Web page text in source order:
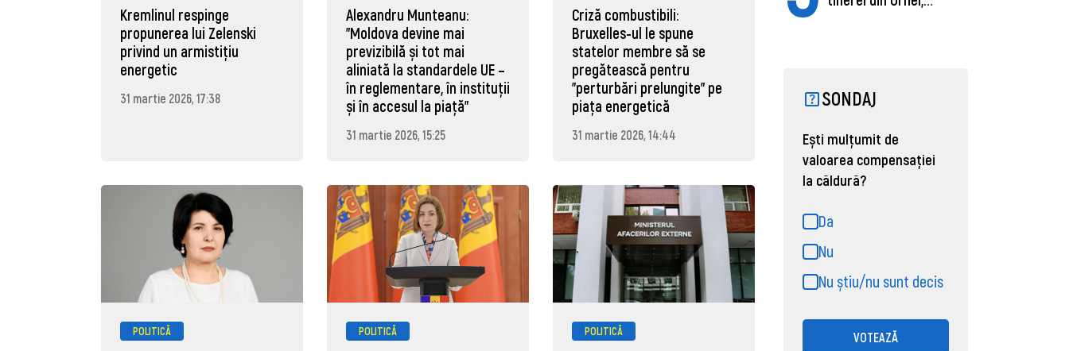
Kremlinul respinge
propunerea lui Zelenski
privind un armistițiu
energetic
31 martie 2026, 17:38
Alexandru Munteanu:
"Moldova devine mai
previzibilă și tot mai
aliniată la standardele UE –
în reglementare, în instituții
și în accesul la piață"
31 martie 2026, 15:25
Criză combustibili:
Bruxelles-ul le spune
statelor membre să se
pregătească pentru
"perturbări prelungite" pe
piața energetică
31 martie 2026, 14:44
POLITICĂ POLITICĂ POLITICĂ
SONDAJ
Ești mulțumit de
valoarea compensației
la căldură?
Da
Nu
Nu știu/nu sunt decis
VOTEAZĂ